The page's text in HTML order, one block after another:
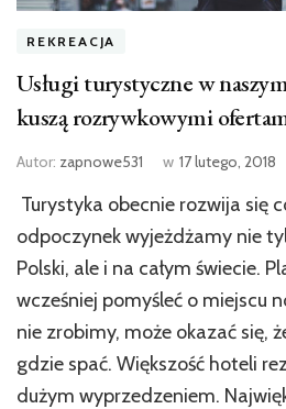
REKREACJA
Usługi turystyczne w
kuszą rozrywkowymi
Autor: zapnowe531 w 17 lutego, 2018
Turystyka obecnie rozwija się
odpoczynek wyjeżdżamy nie
Polski, ale i na całym świecie.
wcześniej pomyśleć o miejscu
nie zrobimy, może okazać się,
gdzie spać. Większość hoteli
dużym wyprzedzeniem.